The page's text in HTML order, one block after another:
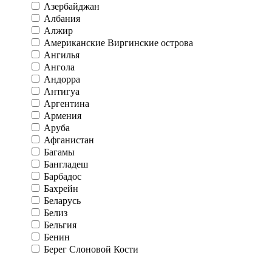
Азербайджан
Албания
Алжир
Американские Виргинские острова
Ангилья
Ангола
Андорра
Антигуа
Аргентина
Армения
Аруба
Афганистан
Багамы
Бангладеш
Барбадос
Бахрейн
Беларусь
Белиз
Бельгия
Бенин
Берег Слоновой Кости